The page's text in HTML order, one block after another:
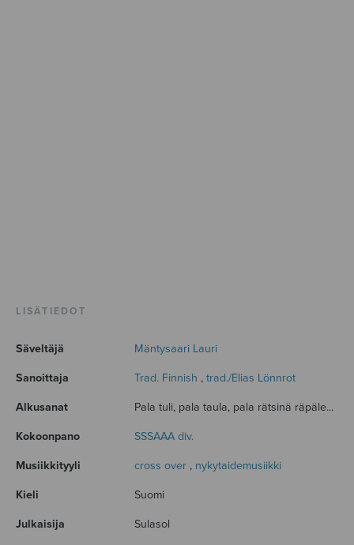
LISÄTIEDOT
Säveltäjä Mäntysaari Lauri
Sanoittaja Trad. Finnish , trad./Elias Lönnrot
Alkusanat Pala tuli, pala taula, pala rätsinä räpäle...
Kokoonpano SSSAAA div.
Musiikkityyli cross over , nykytaidemusiikki
Kieli Suomi
Julkaisija Sulasol